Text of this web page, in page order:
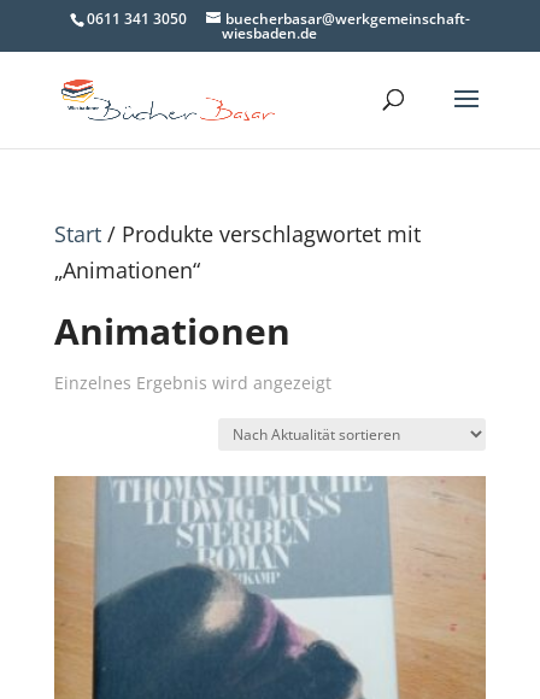
0611 341 3050 buecherbasar@werkgemeinschaft-
wiesbaden.de
Start/ Produkte verschlagwortet mit
„Animationen“
Animationen
Einzelnes Ergebnis wird angezeigt